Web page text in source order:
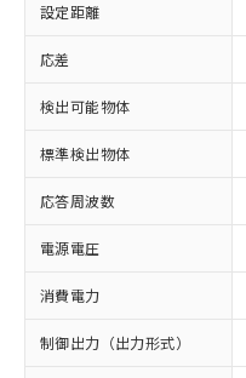
設定距離
応差
検出可能物体
標準検出物体
応答周波数
電源電圧
消費電力
制御出力（出力形式）